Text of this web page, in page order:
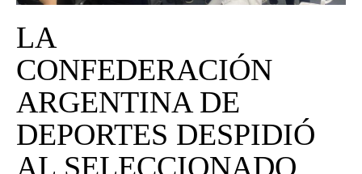
CAD MEDIA
CAD FEDERAL
LA
CONFEDERACIÓN
ARGENTINA DE
DEPORTES DESPIDIÓ
AL SELECCIONADO